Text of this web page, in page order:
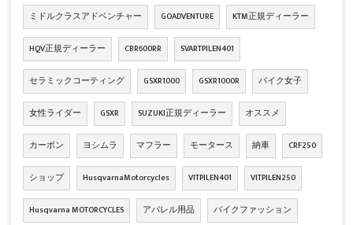
ミドルクラスアドベンチャー GOADVENTURE KTM正規ディーラー
HQV正規ディーラー CBR600RR SVARTPILEN401
セラミックコーティング GSXR1000 GSXR1000R バイク女子
女性ライダー GSXR SUZUKI正規ディーラー オススメ
カーボン ヨシムラ マフラー モータース 納車 CRF250
ショップ HusqvarnaMotorcycles VITPILEN401 VITPILEN250
Husqvarna MOTORCYCLES アパレル用品 バイクファッション